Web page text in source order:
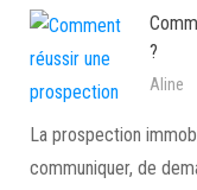
?
Aline
La prospection
communiquer, de